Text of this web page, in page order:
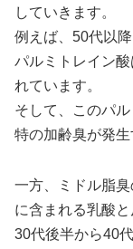
していきます。
例えば、50代以
パルミトレイン
れています。
そして、このパ
特の加齢臭が発生
一方、ミドル脂
に含まれる乳酸
30代後半から40